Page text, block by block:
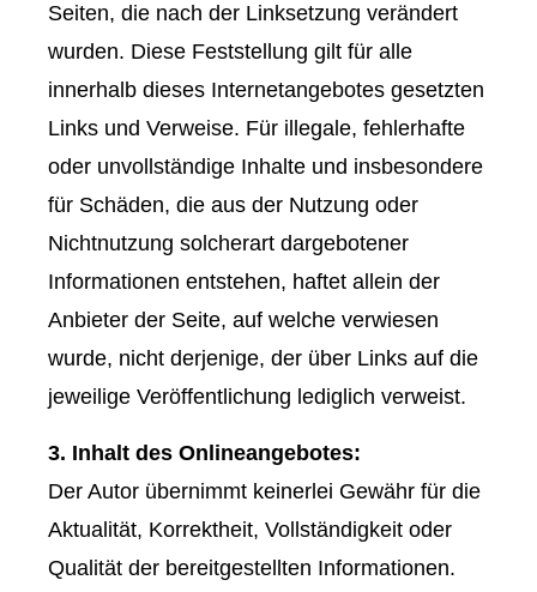
Seiten, die nach der Linksetzung verändert
wurden. Diese Feststellung gilt für alle
innerhalb dieses Internetangebotes gesetzten
Links und Verweise. Für illegale, fehlerhafte
oder unvollständige Inhalte und insbesondere
für Schäden, die aus der Nutzung oder
Nichtnutzung solcherart dargebotener
Informationen entstehen, haftet allein der
Anbieter der Seite, auf welche verwiesen
wurde, nicht derjenige, der über Links auf die
jeweilige Veröffentlichung lediglich verweist.
3. Inhalt des Onlineangebotes:
Der Autor übernimmt keinerlei Gewähr für die
Aktualität, Korrektheit, Vollständigkeit oder
Qualität der bereitgestellten Informationen.